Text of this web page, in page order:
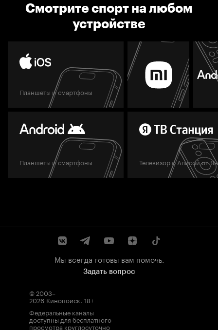
Смотрите спорт на любом
устройстве
Планшеты и смартфоны
Планшеты и смартфоны Телевизор с Алисой от
Мы всегда готовы вам помочь.
Задать вопрос
© 2003–
2026 Кинопоиск. 18+
Федеральные каналы
доступны для бесплатного
просмотра круглосуточно